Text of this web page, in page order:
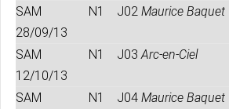
SAM
28/09/13
N1 J02 Maurice Baquet
SAM
12/10/13
N1 J03 Arc-en-Ciel
SAM
N1 J04 Maurice Baquet